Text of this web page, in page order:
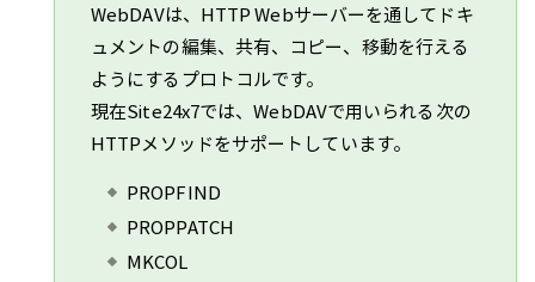
WebDAVは、HTTP Webサーバーを通してドキ
ュメントの編集、共有、コピー、移動を行える
ようにするプロトコルです。
現在Site24x7では、WebDAVで用いられる次の
HTTPメソッドをサポートしています。
PROPFIND
PROPPATCH
MKCOL